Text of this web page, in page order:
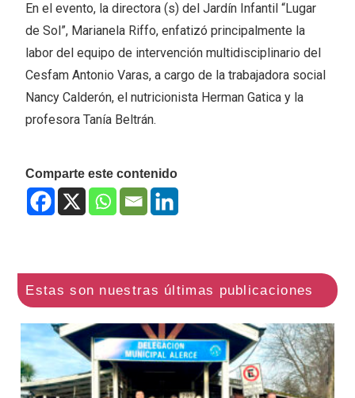
En el evento, la directora (s) del Jardín Infantil “Lugar
de Sol”, Marianela Riffo, enfatizó principalmente la
labor del equipo de intervención multidisciplinario del
Cesfam Antonio Varas, a cargo de la trabajadora social
Nancy Calderón, el nutricionista Herman Gatica y la
profesora Tanía Beltrán.
Comparte este contenido